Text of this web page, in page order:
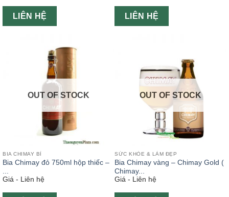
LIÊN HỆ LIÊN HỆ
OUT OF STOCK
BIA CHIMAY BỈ
Bia Chimay đỏ 750ml hộp thiếc –
Giá - Liên hệ
OUT OF STOCK
SỨC KHỎE & LÀM ĐẸP
Bia Chimay vàng – Chimay Gold (
Chimay...
Giá - Liên hệ